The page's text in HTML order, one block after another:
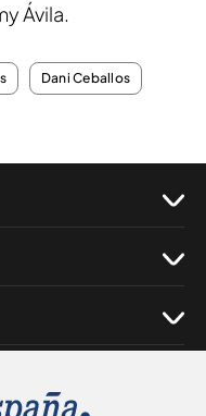
Ávila.
Dani Ceballos